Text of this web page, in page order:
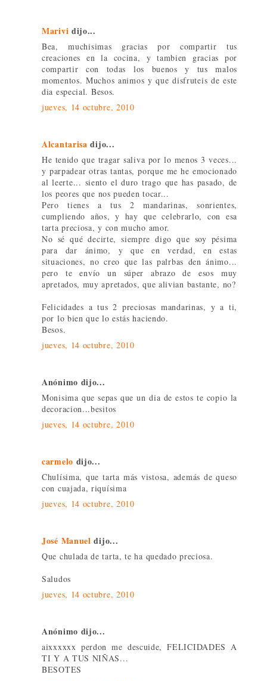
Marivi dijo...
Bea, muchisimas gracias por compartir tus
creaciones en la cocina, y tambien gracias por
compartir con todas los buenos y tus malos
momentos. Muchos animos y que disfruteis de este
dia especial. Besos.
jueves, 14 octubre, 2010
Alcantarisa dijo...
He tenido que tragar saliva por lo menos 3 veces...
y parpadear otras tantas, porque me he emocionado
al leerte... siento el duro trago que has pasado, de
los peores que nos pueden tocar...
Pero tienes a tus 2 mandarinas, sonrientes,
cumpliendo años, y hay que celebrarlo, con esa
tarta preciosa, y con mucho amor.
No sé qué decirte, siempre digo que soy pésima
para dar ánimo, y que en verdad, en estas
situaciones, no creo que las palrbas den ánimo...
pero te envío un súper abrazo de esos muy
apretados, muy apretados, que alivian bastante, no?
Felicidades a tus 2 preciosas mandarinas, y a ti,
por lo bien que lo estás haciendo.
Besos.
jueves, 14 octubre, 2010
Anónimo dijo...
Monisima que sepas que un dia de estos te copio la
decoracion...besitos
jueves, 14 octubre, 2010
carmelo dijo...
Chulísima, que tarta más vistosa, además de queso
con cuajada, riquísima
jueves, 14 octubre, 2010
José Manuel dijo...
Que chulada de tarta, te ha quedado preciosa.
Saludos
jueves, 14 octubre, 2010
Anónimo dijo...
aixxxxxx perdon me descuide, FELICIDADES A
TI Y A TUS NIÑAS...
BESOTES